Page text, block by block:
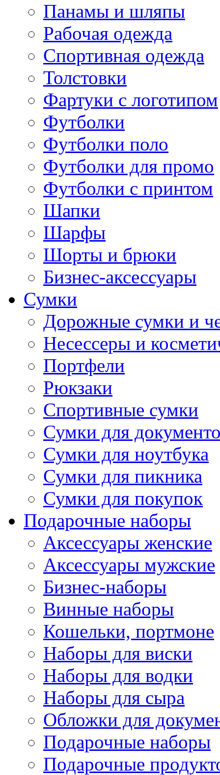
Панамы и шляпы
Рабочая одежда
Спортивная одежда
Толстовки
Фартуки с логотипом
Футболки
Футболки поло
Футболки для промо
Футболки с принтом
Шапки
Шарфы
Шорты и брюки
Бизнес-аксессуары
Сумки
Дорожные сумки и
Несессеры и
Портфели
Рюкзаки
Спортивные сумки
Сумки для
Сумки для ноутбука
Сумки для пикника
Сумки для покупок
Подарочные наборы
Аксессуары женские
Аксессуары мужские
Бизнес-наборы
Винные наборы
Кошельки, портмоне
Наборы для виски
Наборы для водки
Наборы для сыра
Обложки для
Подарочные наборы
Подарочные